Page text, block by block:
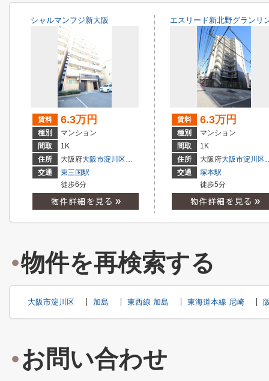
シャルマンフジ新大阪
賃料 6.3万円
種別
マンション
間取
1K
住所
大阪府大阪市淀川区東三国
４丁目
交通
東三国駅
徒歩6分
エスリード新北野グランリ
賃料 6.3万円
種別
マンション
間取
1K
住所
大阪府大阪市淀川区
交通
塚本駅
徒歩5分
物件を再検索する
大阪市淀川区 加島 東西線 加島 東海道本線 尼崎
お問い合わせ